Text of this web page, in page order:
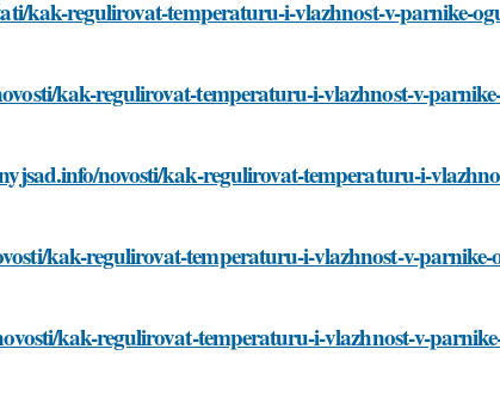
kak-regulirovat-temperaturu-i-vlazhnost-v-parnike-
kak-regulirovat-temperaturu-i-vlazhnost-v-
novosti/kak-regulirovat-temperaturu-i-
kak-regulirovat-temperaturu-i-vlazhnost-v-
kak-regulirovat-temperaturu-i-vlazhnost-v-